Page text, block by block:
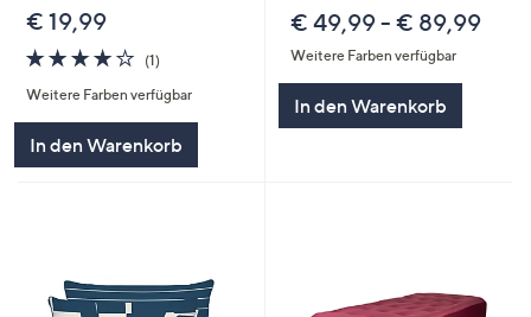
€ 19,99
4.0
von
5
(1)1
Weitere Farben verfügbar
In den Warenkorb
€ 49,99 - € 89,99
Weitere Farben verfügbar
In den Warenkorb